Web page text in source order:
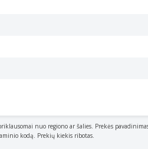
nuo regiono ar šalies. Prekės
kodą. Prekių kiekis ribotas.